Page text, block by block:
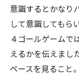
意識するとかなり
して意識してもら
４ゴールゲームで
えるかを伝えまし
ペースを見ること